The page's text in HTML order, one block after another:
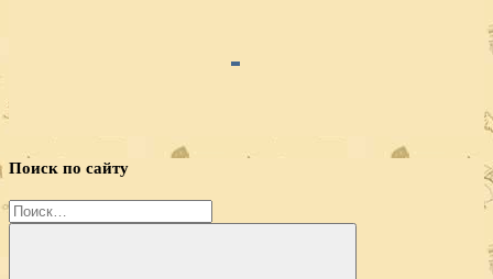
Поиск по сайту
Найти: